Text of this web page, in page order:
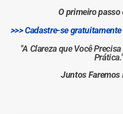
O primeiro passo
>>> Cadastre-se
"A Clareza que Você
Juntos Faremos